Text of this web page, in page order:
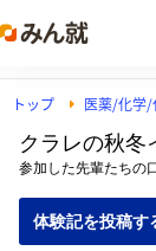
トップ 医薬/化学/
クラレの秋冬
参加した先輩たちの
体験記を投稿す